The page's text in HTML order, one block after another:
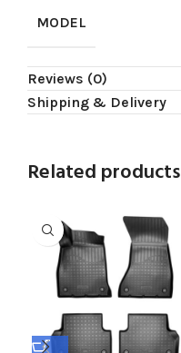
MODEL
Reviews (0)
Shipping & Delivery
Related products